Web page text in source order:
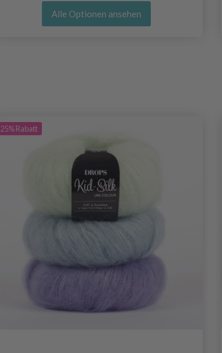
Alle Optionen ansehen
25%Rabatt